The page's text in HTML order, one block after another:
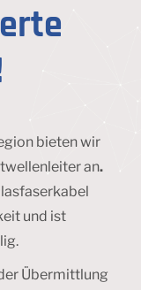
bieten wir
an.
und ist
Übermittlung